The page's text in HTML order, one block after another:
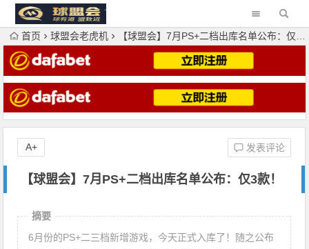
首页 球盟会老虎机 【球盟会】7月PS+二档出库名单公布：仅3款！
【球盟会】7月PS+二档出库名单公布：仅3款！
发表评论
A+
摘要
6月份的PS+二三档新增游戏，今天正式入库了！随之公布